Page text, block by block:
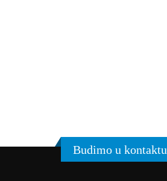
Budimo u kontaktu